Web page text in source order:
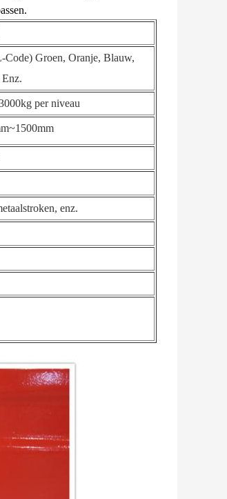
Code) Groen, Oranje, Blauw,
per niveau
enz.